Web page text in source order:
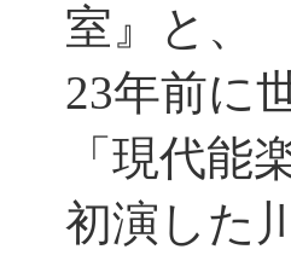
室』と、
23年前に
「現代能
初演した